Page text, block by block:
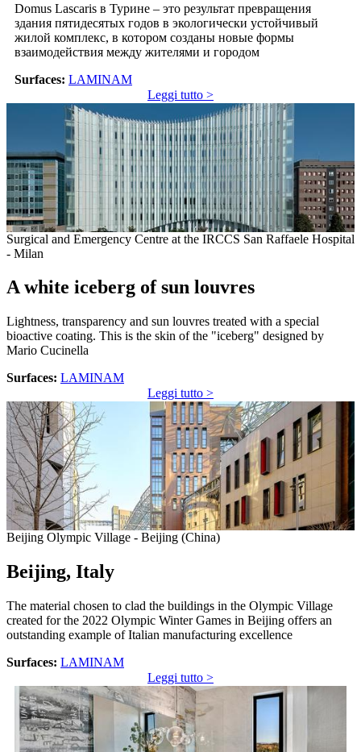
Domus Lascaris в Турине – это результат превращения
здания пятидесятых годов в экологически устойчивый
жилой комплекс, в котором созданы новые формы
взаимодействия между жителями и городом
Surfaces: LAMINAM
Leggi tutto >
Surgical and Emergency Centre at the IRCCS San Raffaele Hospital
- Milan
A white iceberg of sun louvres
Lightness, transparency and sun louvres treated with a special
bioactive coating. This is the skin of the "iceberg" designed by
Mario Cucinella
Surfaces: LAMINAM
Leggi tutto >
Beijing Olympic Village - Beijing (China)
Beijing, Italy
The material chosen to clad the buildings in the Olympic Village
created for the 2022 Olympic Winter Games in Beijing offers an
outstanding example of Italian manufacturing excellence
Surfaces: LAMINAM
Leggi tutto >